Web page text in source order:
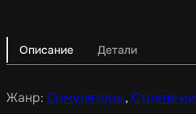
Описание Детали
Жанр: Симуляторы, Стратегии